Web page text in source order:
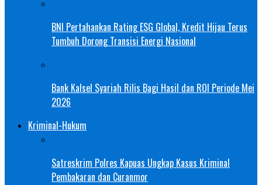
BNI Pertahankan Rating ESG Global, Kredit Hijau Terus
Tumbuh Dorong Transisi Energi Nasional
Bank Kalsel Syariah Rilis Bagi Hasil dan ROI Periode Mei
2026
Kriminal-Hukum
Satreskrim Polres Kapuas Ungkap Kasus Kriminal
Pembakaran dan Curanmor